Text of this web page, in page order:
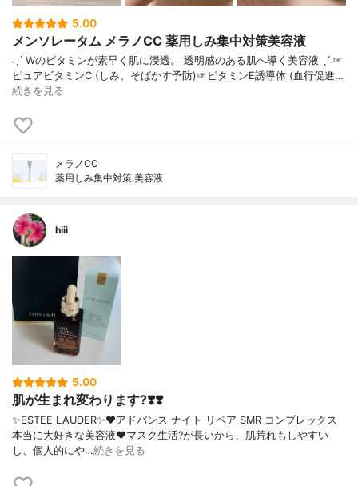
5.00
メンソレータム メラノCC 薬用しみ集中対策美容液
˗ˏˋ Wのビタミンが素早く肌に浸透。 透明感のある肌へ導く美容液 ˎˊ˗☞
ピュアビタミンC (しみ、そばかす予防)☞ビタミンE誘導体 (血行促進…
続きを見る
メラノCC
薬用しみ集中対策 美容液
hiii
5.00
肌が生まれ変わります?❣️❣️
✨ESTEE LAUDER✨❤︎アドバンス ナイト リペア SMR コンプレックス
本当に大好きな美容液❤️マスク生活?が長いから、肌荒れもしやすい
し、個人的にや…続きを見る